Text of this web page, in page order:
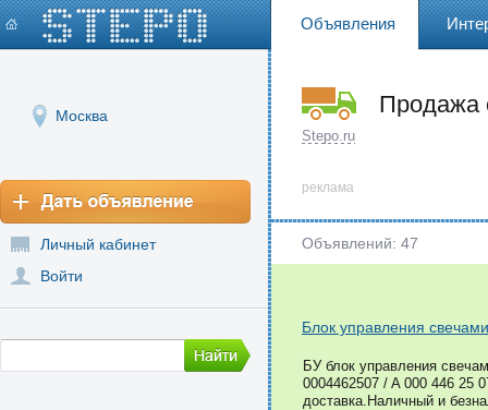
Объявления
Москва
Личный кабинет
Войти
Продажа
Stepo.ru
реклама
Объявлений: 47
Блок управления
БУ блок управления
0004462507 / A 000 446 25
доставка.Наличный и